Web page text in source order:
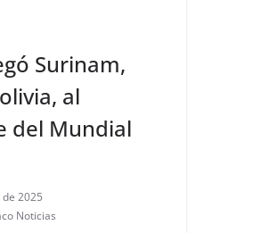
Surinam,
al
del Mundial
2025
Noticias